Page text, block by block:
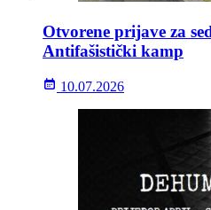
Otvorene prijave za
Antifašistički kamp
10.07.2026